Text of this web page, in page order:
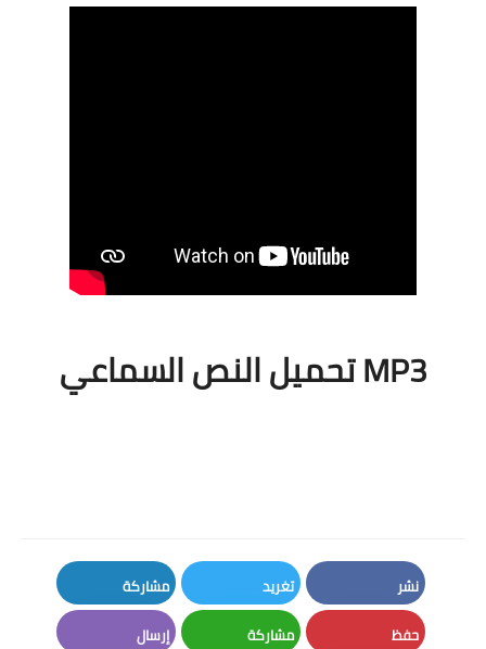
MP3 تحميل النص السماعي
نشر
Facebook
تغريد
Twitter
مشاركة
LinkedIn
حفظ مشاركة إرسال